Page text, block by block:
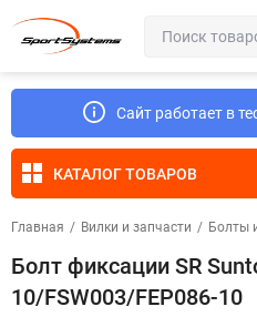
Сайт работает в
КАТАЛОГ ТОВАРОВ
Главная / Вилки и запчасти / Болты
Болт фиксации SR
10/FSW003/FEP086-10